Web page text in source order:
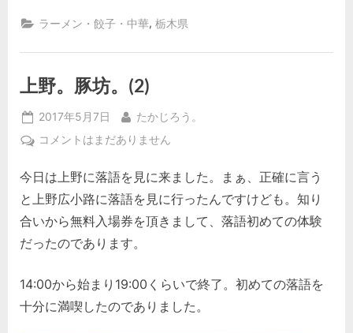
ラーメン・餃子・中華,栃木県
上野。豚坊。(2)
Posted
on
2017年5月7日 By
たかじろう。
上
豚
坊。
へ
の
コメントはまだありません
今日は上野に落語を見に来ました。まぁ、正確に言う
と上野広小路に落語を見に行ったんですけども。知り
合いから無料入場券を頂きまして、落語初めての体験
だったのであります。
14:00から始まり19:00くらいで終了。初めての落語を
十分に満喫したのでありました。